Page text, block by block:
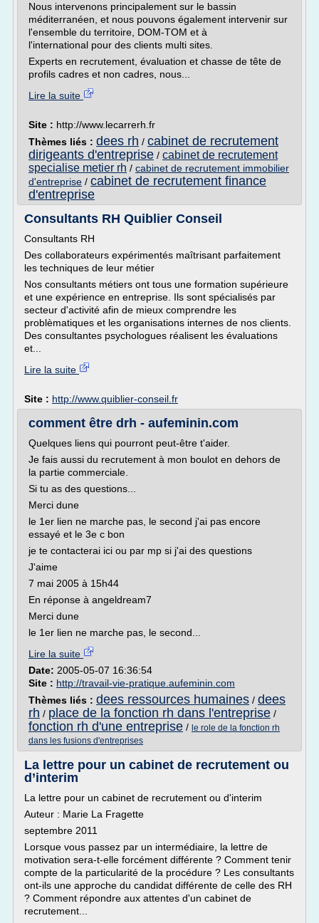
Nous intervenons principalement sur le bassin
méditerranéen, et nous pouvons également intervenir sur
l'ensemble du territoire, DOM-TOM et à
l'international pour des clients multi sites.
Experts en recrutement, évaluation et chasse de tête de
profils cadres et non cadres, nous...
Lire la suite
Site : http://www.lecarrerh.fr
Thèmes liés : dees rh / cabinet de recrutement
dirigeants d'entreprise / cabinet de recrutement
specialise metier rh / cabinet de recrutement immobilier
d'entreprise / cabinet de recrutement finance
d'entreprise
Consultants RH Quiblier Conseil
Consultants RH
Des collaborateurs expérimentés maîtrisant parfaitement
les techniques de leur métier
Nos consultants métiers ont tous une formation supérieure
et une expérience en entreprise. Ils sont spécialisés par
secteur d'activité afin de mieux comprendre les
problèmatiques et les organisations internes de nos clients.
Des consultantes psychologues réalisent les évaluations
et...
Lire la suite
Site : http://www.quiblier-conseil.fr
comment être drh - aufeminin.com
Quelques liens qui pourront peut-être t'aider.
Je fais aussi du recrutement à mon boulot en dehors de
la partie commerciale.
Si tu as des questions...
Merci dune
le 1er lien ne marche pas, le second j'ai pas encore
essayé et le 3e c bon
je te contacterai ici ou par mp si j'ai des questions
J'aime
7 mai 2005 à 15h44
En réponse à angeldream7
Merci dune
le 1er lien ne marche pas, le second...
Lire la suite
Date: 2005-05-07 16:36:54
Site : http://travail-vie-pratique.aufeminin.com
Thèmes liés : dees ressources humaines / dees
rh / place de la fonction rh dans l'entreprise /
fonction rh d'une entreprise / le role de la fonction rh
dans les fusions d'entreprises
La lettre pour un cabinet de recrutement ou
d’interim
La lettre pour un cabinet de recrutement ou d'interim
Auteur : Marie La Fragette
septembre 2011
Lorsque vous passez par un intermédiaire, la lettre de
motivation sera-t-elle forcément différente ? Comment tenir
compte de la particularité de la procédure ? Les consultants
ont-ils une approche du candidat différente de celle des RH
? Comment répondre aux attentes d'un cabinet de
recrutement...